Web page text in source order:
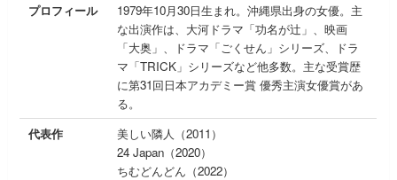
プロフィール
1979年10月30日生まれ。沖縄県出身の女優。主
な出演作は、大河ドラマ「功名が辻」、映画
「大奥」、ドラマ「ごくせん」シリーズ、ドラ
マ「TRICK」シリーズなど他多数。主な受賞歴
に第31回日本アカデミー賞 優秀主演女優賞があ
る。
代表作
美しい隣人（2011）
24 Japan（2020）
ちむどんどん（2022）